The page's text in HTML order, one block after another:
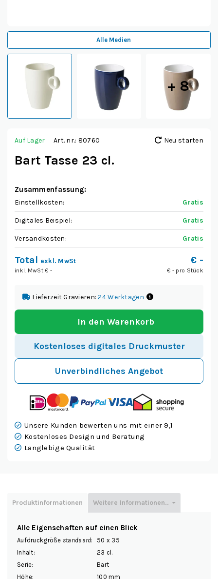
Alle Medien
Auf Lager Art. nr.: 80760 Neu starten
Bart Tasse 23 cl.
Zusammenfassung:
Einstellkosten: Gratis
Digitales Beispiel: Gratis
Versandkosten: Gratis
Total exkl. MwSt € -
inkl. MwSt € - € - pro Stück
Lieferzeit Gravieren:24 Werktagen
In den Warenkorb
Kostenloses digitales Druckmuster
Unverbindliches Angebot
Unsere Kunden bewerten uns mit einer 9,1
Kostenloses Design und Beratung
Langlebige Qualität
Produktinformationen Weitere Informationen..
Alle Eigenschaften auf einen Blick
Aufdruckgröße standaard:
50 x 35
Inhalt:
23 cl.
Serie:
Bart
Höhe:
100 mm